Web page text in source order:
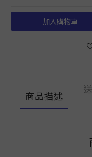
加入購物車
商品描述